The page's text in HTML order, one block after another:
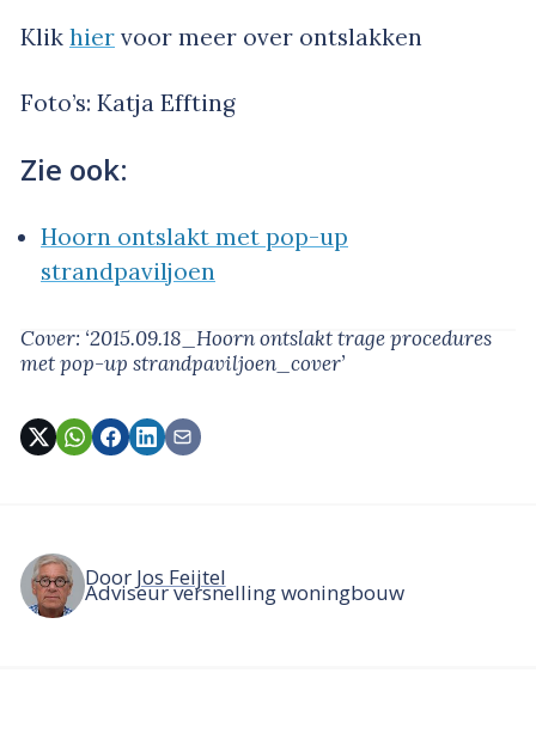
Klik hier voor meer over ontslakken
Foto’s: Katja Effting
Zie ook:
Hoorn ontslakt met pop-up
strandpaviljoen
Cover: ‘2015.09.18_Hoorn ontslakt trage procedures
met pop-up strandpaviljoen_cover’
Door Jos Feijtel
Adviseur versnelling woningbouw